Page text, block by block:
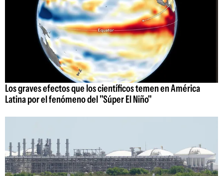
Los graves efectos que los científicos temen en América
Latina por el fenómeno del "Súper El Niño"